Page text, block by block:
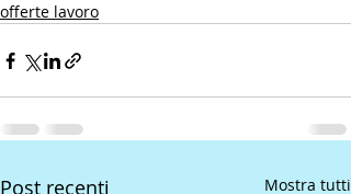
offerte lavoro
Post recenti Mostra tutti